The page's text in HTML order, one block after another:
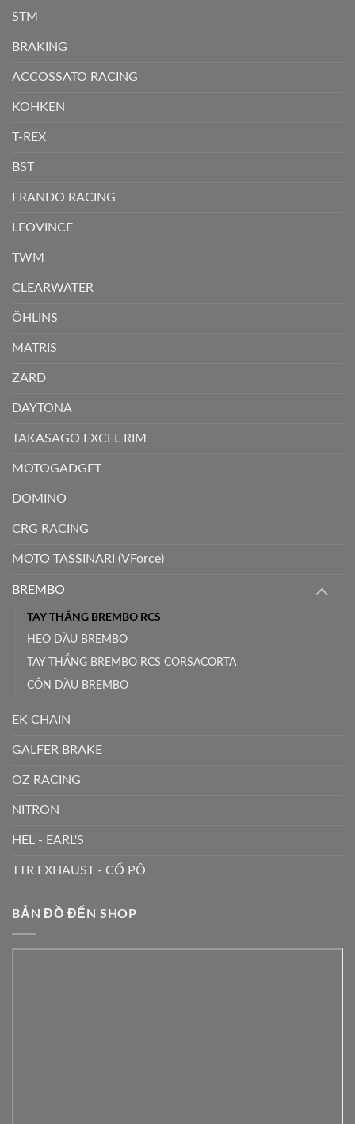
STM
BRAKING
ACCOSSATO RACING
KOHKEN
T-REX
BST
FRANDO RACING
LEOVINCE
TWM
CLEARWATER
ÖHLINS
MATRIS
ZARD
DAYTONA
TAKASAGO EXCEL RIM
MOTOGADGET
DOMINO
CRG RACING
MOTO TASSINARI (VForce)
BREMBO
TAY THẮNG BREMBO RCS
HEO DẦU BREMBO
TAY THẮNG BREMBO RCS CORSACORTA
CÔN DẦU BREMBO
EK CHAIN
GALFER BRAKE
OZ RACING
NITRON
HEL - EARL'S
TTR EXHAUST - CỔ PÔ
BẢN ĐỒ ĐẾN SHOP